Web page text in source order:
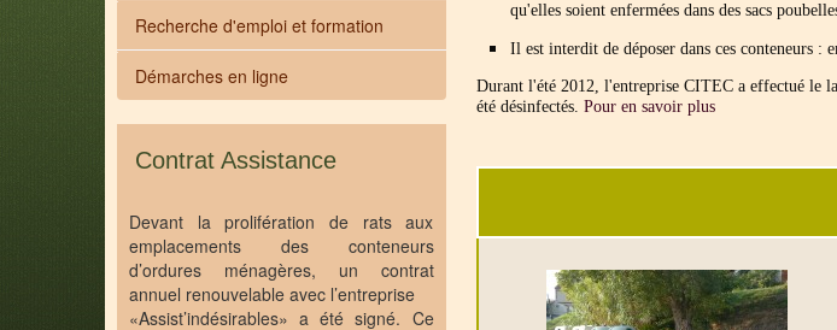
qu'elles soient enfermées dans des sacs
Il est interdit de déposer dans ces conteneurs :
Durant l'été 2012, l'entreprise CITEC a effectué le
été désinfectés. Pour en savoir plus
Recherche d'emploi et formation
Démarches en ligne
Contrat Assistance
Devant la prolifération de rats aux
emplacements des conteneurs
d’ordures ménagères, un contrat
annuel renouvelable avec l’entreprise
«Assist’indésirables» a été signé. Ce